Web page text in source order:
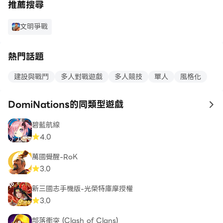
推薦搜尋
文明爭戰
熱門話題
建設與戰鬥 多人對戰遊戲 多人競技 單人 風格化
DomiNations的同類型遊戲 to
碧藍航線
4.0
萬國覺醒-RoK
3.0
新三國志手機版-光榮特庫摩授權
3.0
部落衝突 (Clash of Clans)